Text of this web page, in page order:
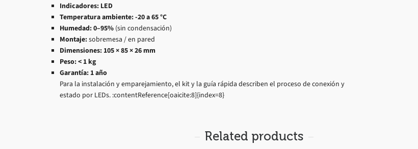
Indicadores: LED
Temperatura ambiente:-20 a 65 °C
Humedad:0–95% (sin condensación)
Montaje:sobremesa / en pared
Dimensiones: 105 × 85 × 26 mm
Peso:< 1 kg
Garantía: 1 año
Para la instalación y emparejamiento, el kit y la guía rápida describen el proceso de conexión y
estado por LEDs. :contentReference[oaicite:8]{index=8}
Related products